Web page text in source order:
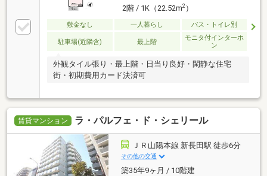
2階 / 1K（22.52m2）
敷金なし 一人暮らし バス・トイレ別
駐車場(近隣含) 最上階
モニタ付インターホ
ン
外観タイル張り・最上階・日当り良好・閑静な住宅
街・初期費用カード決済可
賃貸マンション ラ・パルフェ・ド・シェリール
ＪＲ山陽本線 新長田駅 徒歩6分
その他の交通
築35年9ヶ月 / 10階建